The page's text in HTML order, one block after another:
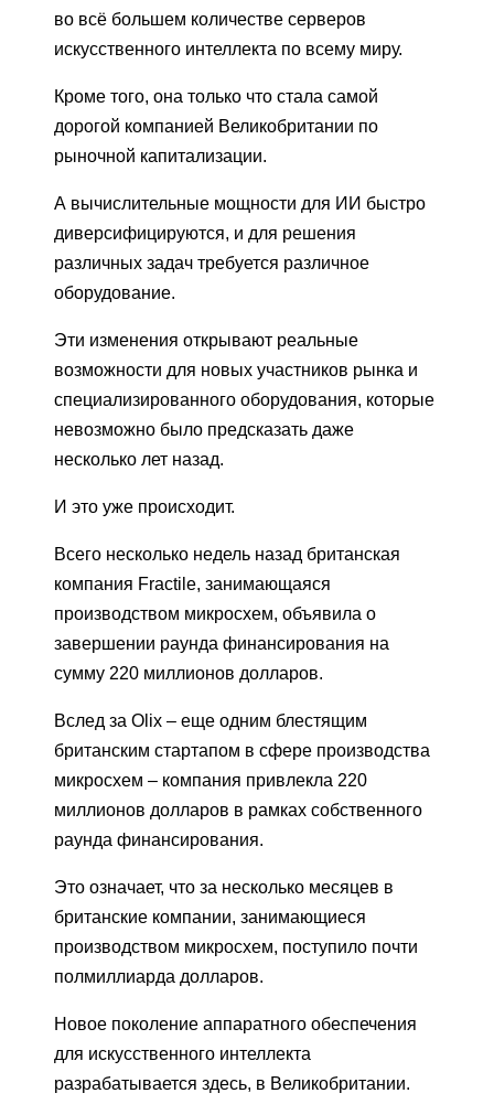
во всё большем количестве серверов
искусственного интеллекта по всему миру.
Кроме того, она только что стала самой
дорогой компанией Великобритании по
рыночной капитализации.
А вычислительные мощности для ИИ быстро
диверсифицируются, и для решения
различных задач требуется различное
оборудование.
Эти изменения открывают реальные
возможности для новых участников рынка и
специализированного оборудования, которые
невозможно было предсказать даже
несколько лет назад.
И это уже происходит.
Всего несколько недель назад британская
компания Fractile, занимающаяся
производством микросхем, объявила о
завершении раунда финансирования на
сумму 220 миллионов долларов.
Вслед за Olix – еще одним блестящим
британским стартапом в сфере производства
микросхем – компания привлекла 220
миллионов долларов в рамках собственного
раунда финансирования.
Это означает, что за несколько месяцев в
британские компании, занимающиеся
производством микросхем, поступило почти
полмиллиарда долларов.
Новое поколение аппаратного обеспечения
для искусственного интеллекта
разрабатывается здесь, в Великобритании.